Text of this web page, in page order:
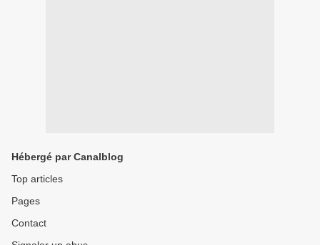
Hébergé par Canalblog
Top articles
Pages
Contact